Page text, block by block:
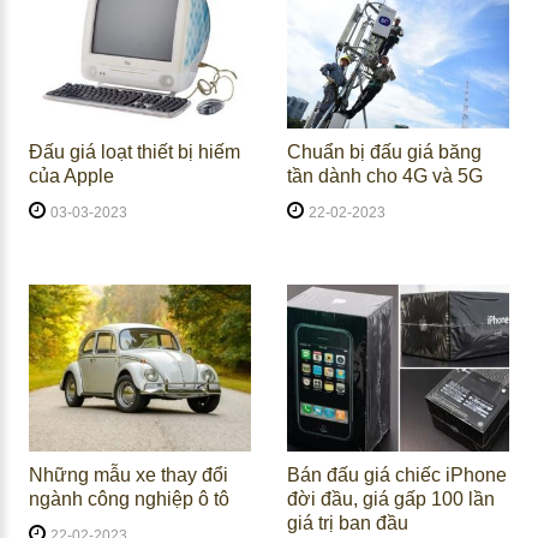
Đấu giá loạt thiết bị hiếm
của Apple
03-03-2023
Chuẩn bị đấu giá băng
tần dành cho 4G và 5G
22-02-2023
Những mẫu xe thay đổi
ngành công nghiệp ô tô
Bán đấu giá chiếc iPhone
đời đầu, giá gấp 100 lần
giá trị ban đầu